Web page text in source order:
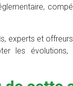
experts et
les